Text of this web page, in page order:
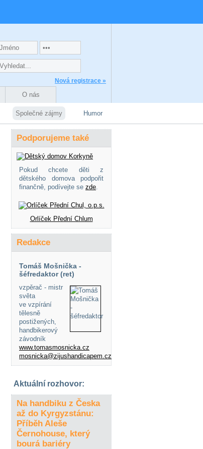
Nová registrace »
O nás
Společné zájmy Humor
Podporujeme také
Pokud chcete děti z
dětského domova podpořit
finančně, podívejte se zde.
Orlíček Přední Chlum
Redakce
Tomáš Mošnička -
šéfredaktor (ret)
vzpěrač - mistr
světa
ve vzpírání
tělesně
postižených,
handbikerový
závodník
www.tomasmosnicka.cz
mosnicka@zijushandicapem.cz
Aktuální rozhovor:
Na handbiku z Česka
až do Kyrgyzstánu:
Příběh Aleše
Černohouse, který
bourá bariéry